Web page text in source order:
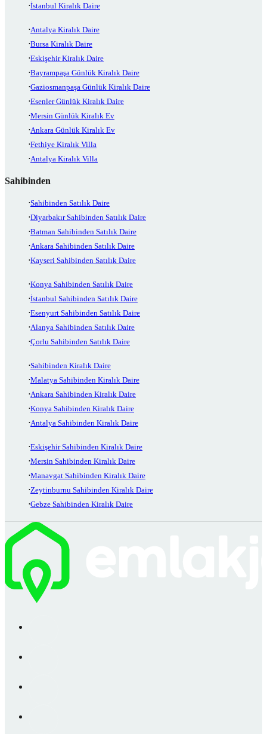
İstanbul Kiralık Daire
Antalya Kiralık Daire
Bursa Kiralık Daire
Eskişehir Kiralık Daire
Bayrampaşa Günlük Kiralık Daire
Gaziosmanpaşa Günlük Kiralık Daire
Esenler Günlük Kiralık Daire
Mersin Günlük Kiralık Ev
Ankara Günlük Kiralık Ev
Fethiye Kiralık Villa
Antalya Kiralık Villa
Sahibinden
Sahibinden Satılık Daire
Diyarbakır Sahibinden Satılık Daire
Batman Sahibinden Satılık Daire
Ankara Sahibinden Satılık Daire
Kayseri Sahibinden Satılık Daire
Konya Sahibinden Satılık Daire
İstanbul Sahibinden Satılık Daire
Esenyurt Sahibinden Satılık Daire
Alanya Sahibinden Satılık Daire
Çorlu Sahibinden Satılık Daire
Sahibinden Kiralık Daire
Malatya Sahibinden Kiralık Daire
Ankara Sahibinden Kiralık Daire
Konya Sahibinden Kiralık Daire
Antalya Sahibinden Kiralık Daire
Eskişehir Sahibinden Kiralık Daire
Mersin Sahibinden Kiralık Daire
Manavgat Sahibinden Kiralık Daire
Zeytinburnu Sahibinden Kiralık Daire
Gebze Sahibinden Kiralık Daire